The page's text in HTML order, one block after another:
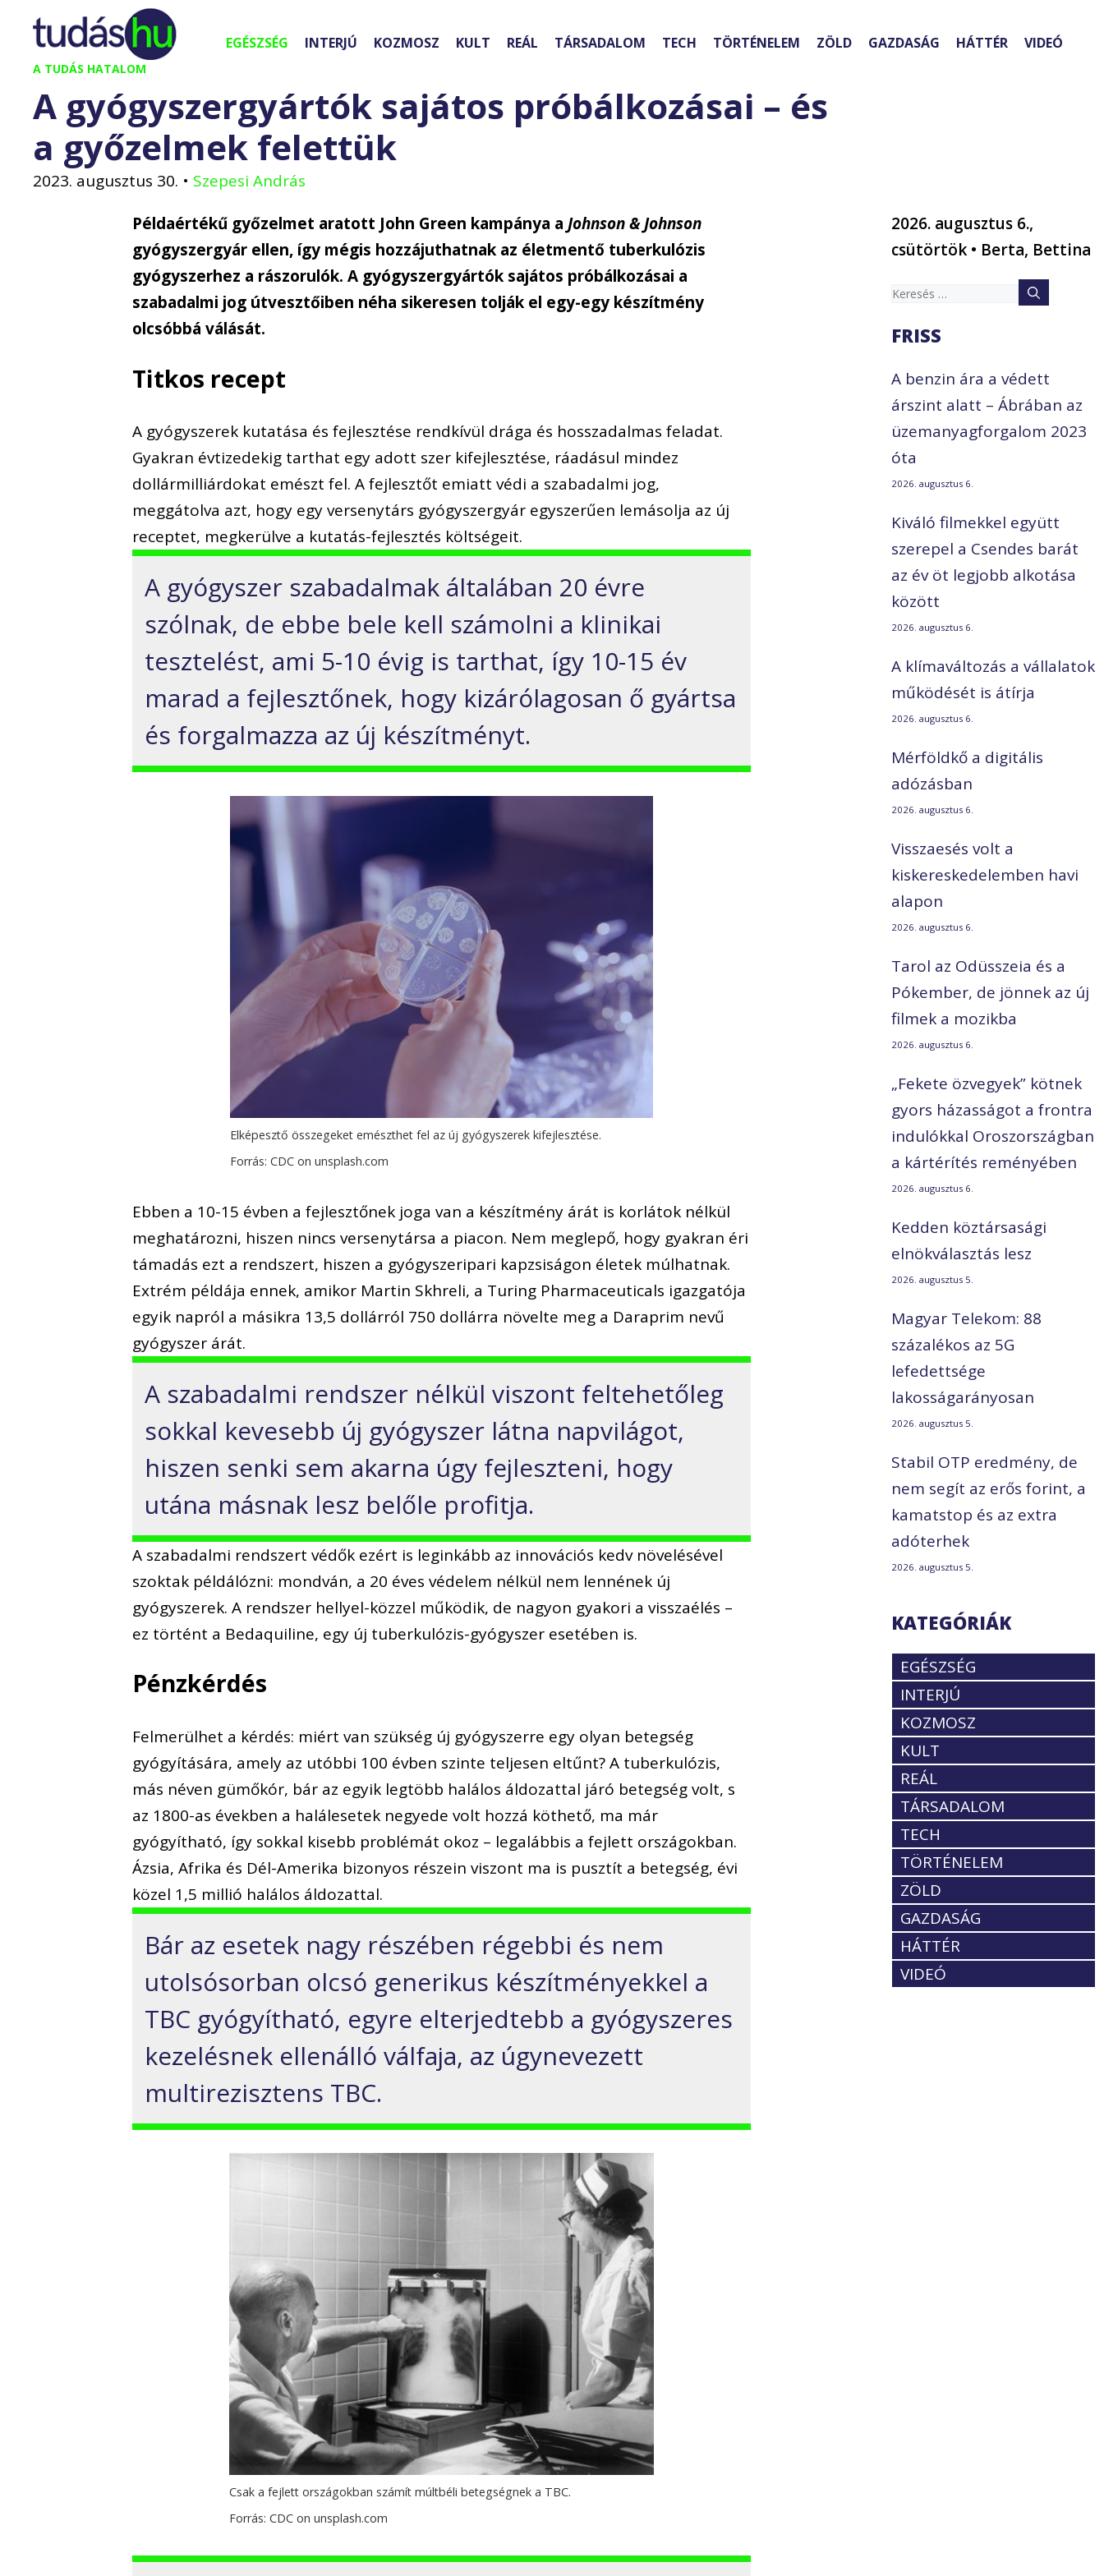
Kilépés
tartalomba
A TUDÁS HATALOM
EGÉSZSÉG INTERJÚ KOZMOSZ KULT REÁL TÁRSADALOM TECH TÖRTÉNELEM ZÖLD GAZDASÁG HÁTTÉR VIDEÓ
A gyógyszergyártók sajátos próbálkozásai – és
a győzelmek felettük
2023. augusztus 30. • Szepesi András
Példaértékű győzelmet aratott John Green kampánya aJohnson & Johnson
gyógyszergyár ellen, így mégis hozzájuthatnak az életmentő tuberkulózis
gyógyszerhez a rászorulók. A gyógyszergyártók sajátos próbálkozásai a
szabadalmi jog útvesztőiben néha sikeresen tolják el egy-egy készítmény
olcsóbbá válását.
Titkos recept
A gyógyszerek kutatása és fejlesztése rendkívül drága és hosszadalmas feladat.
Gyakran évtizedekig tarthat egy adott szer kifejlesztése, ráadásul mindez
dollármilliárdokat emészt fel. A fejlesztőt emiatt védi a szabadalmi jog,
meggátolva azt, hogy egy versenytárs gyógyszergyár egyszerűen lemásolja az új
receptet, megkerülve a kutatás-fejlesztés költségeit.
A gyógyszer szabadalmak általában 20 évre
szólnak, de ebbe bele kell számolni a klinikai
tesztelést, ami 5-10 évig is tarthat, így 10-15 év
marad a fejlesztőnek, hogy kizárólagosan ő gyártsa
és forgalmazza az új készítményt.
Elképesztő összegeket emészthet fel az új gyógyszerek kifejlesztése.
Forrás: CDC on unsplash.com
Ebben a 10-15 évben a fejlesztőnek joga van a készítmény árát is korlátok nélkül
meghatározni, hiszen nincs versenytársa a piacon. Nem meglepő, hogy gyakran éri
támadás ezt a rendszert, hiszen a gyógyszeripari kapzsiságon életek múlhatnak.
Extrém példája ennek, amikor Martin Skhreli, a Turing Pharmaceuticals igazgatója
egyik napról a másikra 13,5 dollárról 750 dollárra növelte meg a Daraprim nevű
gyógyszer árát.
A szabadalmi rendszer nélkül viszont feltehetőleg
sokkal kevesebb új gyógyszer látna napvilágot,
hiszen senki sem akarna úgy fejleszteni, hogy
utána másnak lesz belőle profitja.
A szabadalmi rendszert védők ezért is leginkább az innovációs kedv növelésével
szoktak példálózni: mondván, a 20 éves védelem nélkül nem lennének új
gyógyszerek. A rendszer hellyel-közzel működik, de nagyon gyakori a visszaélés –
ez történt a Bedaquiline, egy új tuberkulózis-gyógyszer esetében is.
Pénzkérdés
Felmerülhet a kérdés: miért van szükség új gyógyszerre egy olyan betegség
gyógyítására, amely az utóbbi 100 évben szinte teljesen eltűnt? A tuberkulózis,
más néven gümőkór, bár az egyik legtöbb halálos áldozattal járó betegség volt, s
az 1800-as években a halálesetek negyede volt hozzá köthető, ma már
gyógyítható, így sokkal kisebb problémát okoz – legalábbis a fejlett országokban.
Ázsia, Afrika és Dél-Amerika bizonyos részein viszont ma is pusztít a betegség, évi
közel 1,5 millió halálos áldozattal.
Bár az esetek nagy részében régebbi és nem
utolsósorban olcsó generikus készítményekkel a
TBC gyógyítható, egyre elterjedtebb a gyógyszeres
kezelésnek ellenálló válfaja, az úgynevezett
multirezisztens TBC.
Csak a fejlett országokban számít múltbéli betegségnek a TBC.
Forrás: CDC on unsplash.com
2026. augusztus 6.,
csütörtök • Berta, Bettina
Keresés:
FRISS
A benzin ára a védett
árszint alatt – Ábrában az
üzemanyagforgalom 2023
óta
2026. augusztus 6.
Kiváló filmekkel együtt
szerepel a Csendes barát
az év öt legjobb alkotása
között
2026. augusztus 6.
A klímaváltozás a vállalatok
működését is átírja
2026. augusztus 6.
Mérföldkő a digitális
adózásban
2026. augusztus 6.
Visszaesés volt a
kiskereskedelemben havi
alapon
2026. augusztus 6.
Tarol az Odüsszeia és a
Pókember, de jönnek az új
filmek a mozikba
2026. augusztus 6.
„Fekete özvegyek” kötnek
gyors házasságot a frontra
indulókkal Oroszországban
a kártérítés reményében
2026. augusztus 6.
Kedden köztársasági
elnökválasztás lesz
2026. augusztus 5.
Magyar Telekom: 88
százalékos az 5G
lefedettsége
lakosságarányosan
2026. augusztus 5.
Stabil OTP eredmény, de
nem segít az erős forint, a
kamatstop és az extra
adóterhek
2026. augusztus 5.
KATEGÓRIÁK
EGÉSZSÉG
INTERJÚ
KOZMOSZ
KULT
REÁL
TÁRSADALOM
TECH
TÖRTÉNELEM
ZÖLD
GAZDASÁG
HÁTTÉR
VIDEÓ